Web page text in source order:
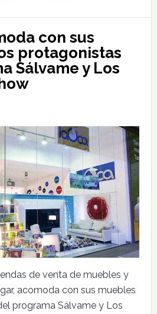
con sus
protagonistas
Sálvame y Los
de venta de muebles y
acomoda con sus muebles
programa Sálvame y Los